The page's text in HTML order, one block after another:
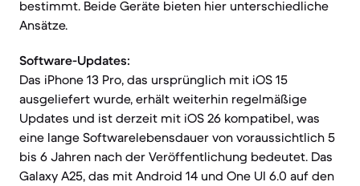
bestimmt. Beide Geräte bieten hier unterschiedliche
Ansätze.
Software-Updates:
Das iPhone 13 Pro, das ursprünglich mit iOS 15
ausgeliefert wurde, erhält weiterhin regelmäßige
Updates und ist derzeit mit iOS 26 kompatibel, was
eine lange Softwarelebensdauer von voraussichtlich 5
bis 6 Jahren nach der Veröffentlichung bedeutet. Das
Galaxy A25, das mit Android 14 und One UI 6.0 auf den